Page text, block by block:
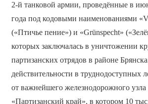
2-й танковой армии, проведённые в
года под кодовыми наименованиями
(«Птичье пение») и «Grünspecht»
которых заключалась в уничтожении
партизанских отрядов в районе
действительности в труднодоступных
от важнейшего железнодорожного узла
«Партизанский край», в котором 10